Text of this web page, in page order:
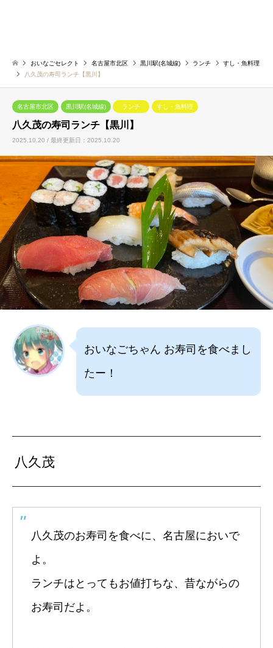
おいなごセレクト 名古屋市北区 黒川駅(名城線) ランチ
すし・魚料理
八久茂の寿司ランチ【黒川】
名古屋市北区 黒川駅(名城線) ランチ すし・魚料理
八久茂の寿司ランチ【黒川】
2025.10.20 / 最終更新日：2025.10.20
おいなごちゃん お寿司を食べまし
たー！
八久茂
八久茂のお寿司を食べに、名古屋においで
よ。
ランチはとってもお値打ちな、昔ながらの
お寿司だよ。